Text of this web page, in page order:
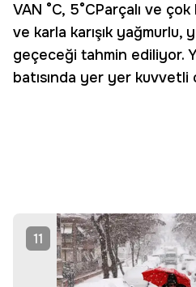
VAN °C, 5°CParçalı ve
ve karla karışık yağmurlu,
geçeceği tahmin ediliyor.
batısında yer yer kuvvetli
11